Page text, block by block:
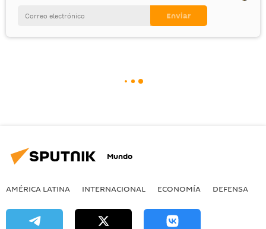
Mundo
AMÉRICA LATINA INTERNACIONAL ECONOMÍA DEFENSA